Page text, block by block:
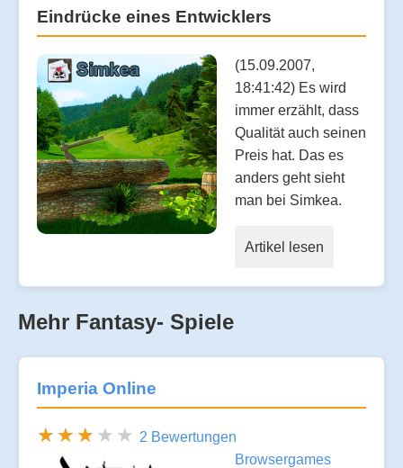
Eindrücke eines Entwicklers
(15.09.2007,
18:41:42) Es wird
immer erzählt, dass
Qualität auch seinen
Preis hat. Das es
anders geht sieht
man bei Simkea.
Artikel lesen
Mehr Fantasy- Spiele
Imperia Online
2 Bewertungen
Browsergames